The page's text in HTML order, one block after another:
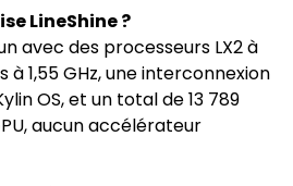
LineShine ?
avec des processeurs LX2 à
1,55 GHz, une interconnexion
OS, et un total de 13 789
aucun accélérateur